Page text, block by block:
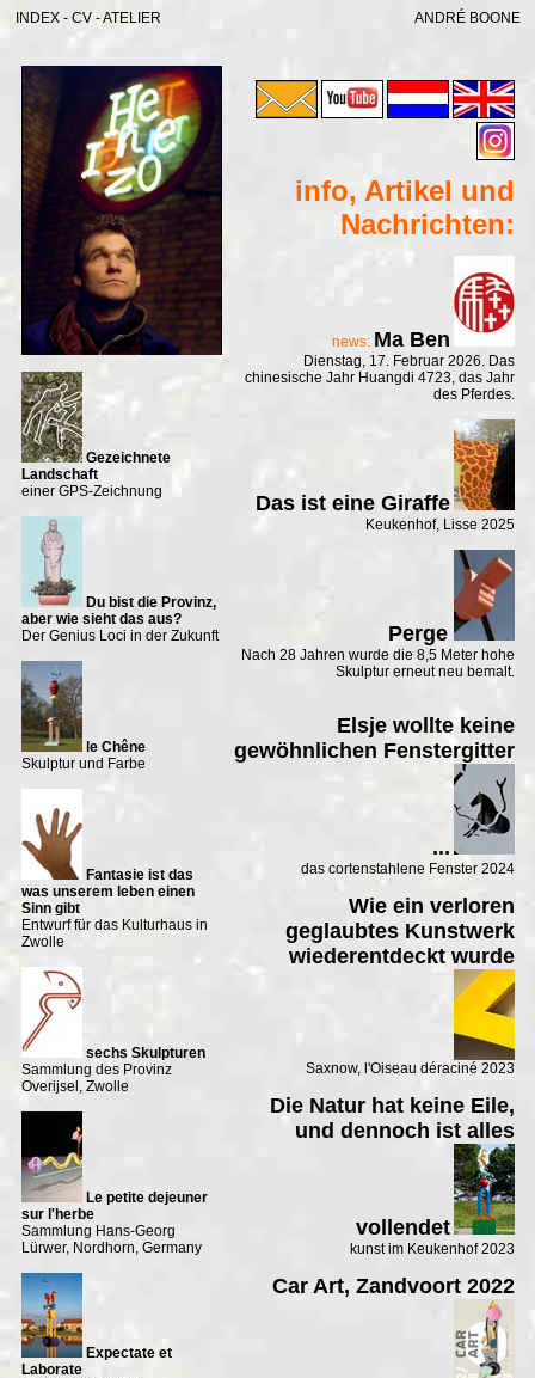
INDEX- CV-ATELIER ANDRÉ BOONE
Gezeichnete
Landschaft
einer GPS-Zeichnung
Du bist die Provinz,
aber wie sieht das aus?
Der Genius Loci in der Zukunft
le Chêne
Skulptur und Farbe
Fantasie ist das
was unserem leben einen
Sinn gibt
Entwurf für das Kulturhaus in
Zwolle
sechs Skulpturen
Sammlung des Provinz
Overijsel, Zwolle
Le petite dejeuner
sur l'herbe
Sammlung Hans-Georg
Lürwer, Nordhorn, Germany
Expectate et
Laborate
info, Artikel und
Nachrichten:
news: Ma Ben
Dienstag, 17. Februar 2026. Das
chinesische Jahr Huangdi 4723, das Jahr
des Pferdes.
Das ist eine Giraffe
Keukenhof, Lisse 2025
Perge
Nach 28 Jahren wurde die 8,5 Meter hohe
Skulptur erneut neu bemalt.
Elsje wollte keine
gewöhnlichen Fenstergitter
...
das cortenstahlene Fenster 2024
Wie ein verloren
geglaubtes Kunstwerk
wiederentdeckt wurde
Saxnow, l'Oiseau déraciné 2023
Die Natur hat keine Eile,
und dennoch ist alles
vollendet
kunst im Keukenhof 2023
Car Art, Zandvoort 2022